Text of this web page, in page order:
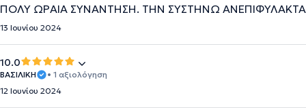
ΠΟΛΥ ΩΡΑΙΑ ΣΥΝΑΝΤΗΣΗ. ΤΗΝ ΣΥΣΤΗΝΩ ΑΝΕΠΙΦΥΛΑΚΤΑ
13 Ιουνίου 2024
10.0
ΒΑΣΙΛΙΚΗ
• 1 αξιολόγηση
12 Ιουνίου 2024